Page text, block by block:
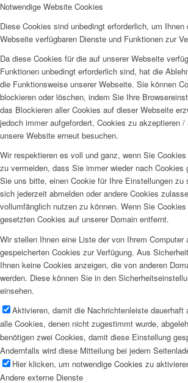
Notwendige Website Cookies
Diese Cookies sind unbedingt erforderlich, um Ihnen
Webseite verfügbaren Dienste und Funktionen zur
Da diese Cookies für die auf unserer Webseite
Funktionen unbedingt erforderlich sind, hat die
die Funktionsweise unserer Webseite. Sie können
blockieren oder löschen, indem Sie Ihre
das Blockieren aller Cookies auf dieser Webseite
jedoch immer aufgefordert, Cookies zu akzeptieren
unsere Website erneut besuchen.
Wir respektieren es voll und ganz, wenn Sie
zu vermeiden, dass Sie immer wieder nach Cookies
Sie uns bitte, einen Cookie für Ihre Einstellungen zu
sich jederzeit abmelden oder andere Cookies
vollumfänglich nutzen zu können. Wenn Sie
gesetzten Cookies auf unserer Domain entfernt.
Wir stellen Ihnen eine Liste der von Ihrem Computer
gespeicherten Cookies zur Verfügung. Aus
Ihnen keine Cookies anzeigen, die von anderen
werden. Diese können Sie in den
einsehen.
Aktivieren, damit die Nachrichtenleiste dauerhaft
alle Cookies, denen nicht zugestimmt wurde,
benötigen zwei Cookies, damit diese Einstellung
Andernfalls wird diese Mitteilung bei jedem
Hier klicken, um notwendige Cookies zu
Andere externe Dienste